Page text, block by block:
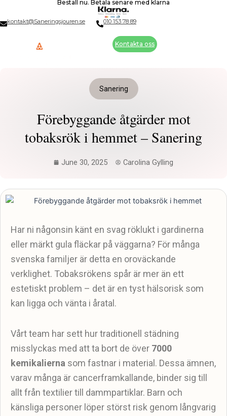
content
Beställ nu. Betala senare med klarna
kontakt@Saneringsjouren.se 010 153 78 89
Kontakta oss
Sanering
Förebyggande åtgärder mot
tobaksrök i hemmet – Sanering
June 30, 2025 Carolina Gylling
Har ni någonsin känt en svag röklukt i gardinerna
eller märkt gula fläckar på väggarna? För många
svenska familjer är detta en oroväckande
verklighet. Tobaksrökens spår är mer än ett
estetiskt problem – det är en tyst hälsorisk som
kan ligga och vänta i åratal.
Vårt team har sett hur traditionell städning
misslyckas med att ta bort de över 7000
kemikalierna som fastnar i material. Dessa ämnen,
varav många är cancerframkallande, binder sig till
allt från textilier till dammpartiklar. Barn och
känsliga personer löper störst risk genom långvarig